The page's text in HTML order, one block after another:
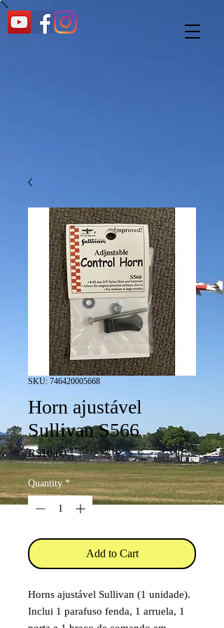
SKU: 746420005668
Horn ajustável
Sullivan S566
R$10.00Price
Quantity *
Add to Cart
Horns ajustável Sullivan (1 unidade).
Inclui 1 parafuso fenda, 1 arruela, 1